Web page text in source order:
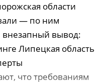
области
— по ним
вывод:
Липецкая область
что требованиям